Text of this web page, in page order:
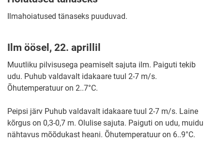
Ilmahoiatused tänaseks puuduvad.
Ilm öösel, 22. aprillil
Muutliku pilvisusega peamiselt sajuta ilm. Paiguti tekib
udu. Puhub valdavalt idakaare tuul 2-7 m/s.
Õhutemperatuur on 2..7°C.
Peipsi järv Puhub valdavalt idakaare tuul 2-7 m/s. Laine
kõrgus on 0,3-0,7 m. Olulise sajuta. Paiguti on udu, muidu
nähtavus mõõdukast heani. Õhutemperatuur on 6..9°C.